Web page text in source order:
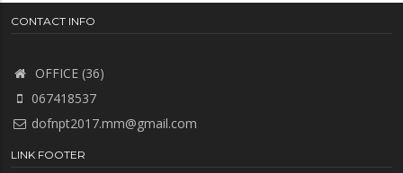
CONTACT INFO
OFFICE (36)
067418537
dofnpt2017.mm@gmail.com
LINK FOOTER